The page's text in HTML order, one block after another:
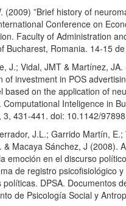
(2009) ”Brief history of
Conference on
Faculty of Administration
Bucharest, Romania. 14-15
J.; Vidal, JMT & Martínez,
of investment in POS
based on the application of
Computational Inteligence in
3, 431-441. doi: 10.1142/
J.L.; Garrido Martín, E.;
& Macaya Sánchez, J (2008).
emoción en el discurso
de registro psicofisiológico
políticas. DPSA. Documentos
de Psicología Social y